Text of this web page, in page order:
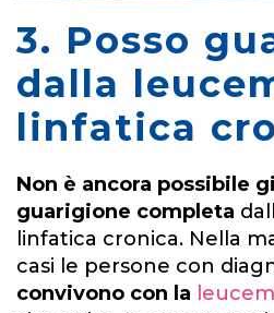
3. Posso
dalla
linfatica
Non è ancora possibile
guarigione completa
linfatica cronica. Nella
casi le persone con
convivono con la